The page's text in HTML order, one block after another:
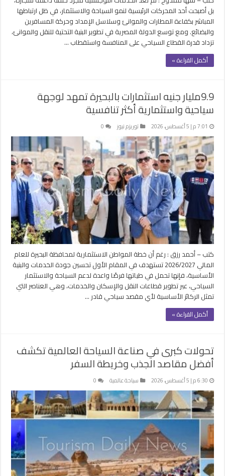
بل أصبحت أحد المحركات الرئيسية لنمو السياحة والاستثمار، في ظل ارتباطها
المباشر بكفاءة المطارات والموانئ وسلاسل الإمداد وحركة المسافرين
والبضائع. ومع توسع الدولة المصرية في تطوير البنية التحتية للنقل والموانئ،
تزداد قدرة القطاع السياحي على المنافسة واستقطاب …
أكمل القراءة »
9.9مليار جنيه استثمارات بالبحيرة تمهد لوجهة
سياحية واستثمارية أكثر تنافسية
7:01 م | 5 أغسطس، 2026 توريزم نيوز 0
كتب – أحمد رزق : رغم أن خطة المواطن الاستثمارية لمحافظة البحيرة للعام
المالي 2026/2027 تستهدف في المقام الأول تحسين جودة الخدمات والبنية
الأساسية، فإنها تحمل في طياتها فرصًا واعدة لدعم السياحة والاستثمار
السياحي، عبر تطوير قطاعات النقل والإسكان والخدمات، وهي العناصر التي
تمثل الركائز الأساسية لأي مقصد سياحي قادر …
أكمل القراءة »
تحولات كبرى في صناعة السياحة العالمية تكشف
أفضل مقاصد الجذب وخريطة السفر
6:30 م | 5 أغسطس، 2026 سياحة عالمية 0